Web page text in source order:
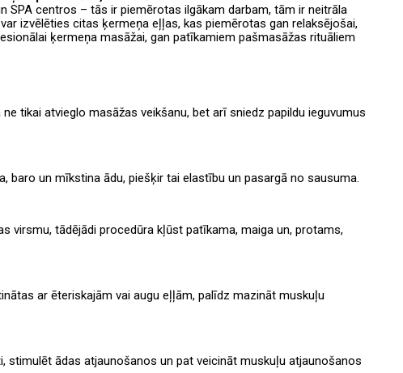
centros – tās ir piemērotas ilgākam darbam, tām ir neitrāla
izvēlēties citas ķermeņa eļļas, kas piemērotas gan relaksējošai,
ķermeņa masāžai, gan patīkamiem pašmasāžas rituāliem
tikai atvieglo masāžas veikšanu, bet arī sniedz papildu ieguvumus
un mīkstina ādu, piešķir tai elastību un pasargā no sausuma.
virsmu, tādējādi procedūra kļūst patīkama, maiga un, protams,
ar ēteriskajām vai augu eļļām, palīdz mazināt muskuļu
stimulēt ādas atjaunošanos un pat veicināt muskuļu atjaunošanos